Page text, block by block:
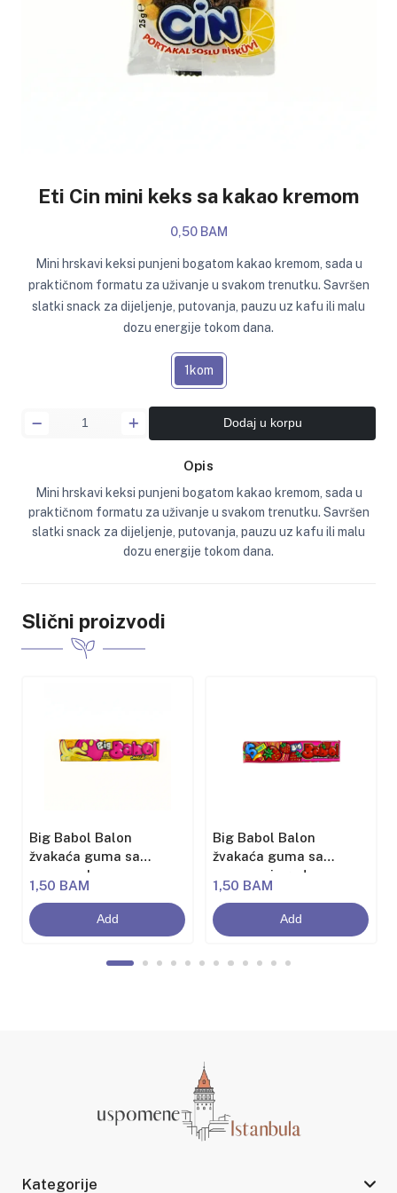
Eti Cin mini keks sa kakao kremom
0,50 BAM
Mini hrskavi keksi punjeni bogatom kakao kremom, sada u
praktičnom formatu za uživanje u svakom trenutku. Savršen
slatki snack za dijeljenje, putovanja, pauzu uz kafu ili malu
dozu energije tokom dana.
1kom
Dodaj u korpu
Opis
Mini hrskavi keksi punjeni bogatom kakao kremom, sada u
praktičnom formatu za uživanje u svakom trenutku. Savršen
slatki snack za dijeljenje, putovanja, pauzu uz kafu ili malu
dozu energije tokom dana.
Slični proizvodi
Big Babol Balon
žvakaća guma sa
aromom banane
1,50 BAM
Add
Big Babol Balon
žvakaća guma sa
aromom jagode
1,50 BAM
Add
Kategorije